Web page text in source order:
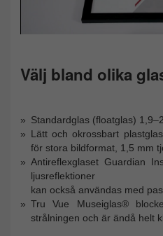
Välj bland olika
Standardglas (floatglas)
Lätt och okrossbart
för stora bildformat, 1,5 mm
Antireflexglaset Guardian
ljusreflektioner
kan också användas med
Tru Vue Museiglas®
strålningen och är ändå helt